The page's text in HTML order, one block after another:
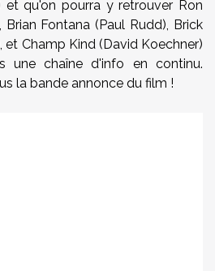
qu'on pourra y retrouver Ron
Fontana (Paul Rudd), Brick
et Champ Kind (David Koechner)
une chaîne d'info en continu.
la bande annonce du film !